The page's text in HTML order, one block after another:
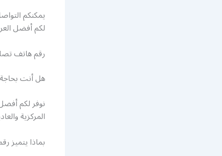
يمكنكم
لكم أفضل
رقم هاتف
هل أنت
نوفر لكم
المركزية
بماذا يتميز